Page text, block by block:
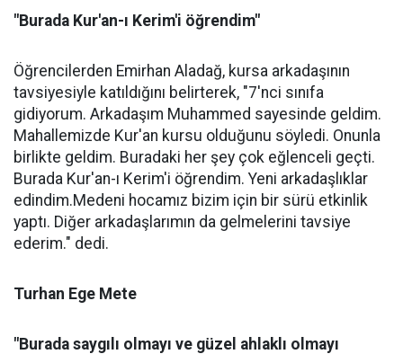
"Burada Kur'an-ı Kerim'i öğrendim"
Öğrencilerden Emirhan Aladağ, kursa arkadaşının
tavsiyesiyle katıldığını belirterek, "7'nci sınıfa
gidiyorum. Arkadaşım Muhammed sayesinde geldim.
Mahallemizde Kur'an kursu olduğunu söyledi. Onunla
birlikte geldim. Buradaki her şey çok eğlenceli geçti.
Burada Kur'an-ı Kerim'i öğrendim. Yeni arkadaşlıklar
edindim.Medeni hocamız bizim için bir sürü etkinlik
yaptı. Diğer arkadaşlarımın da gelmelerini tavsiye
ederim." dedi.
Turhan Ege Mete
"Burada saygılı olmayı ve güzel ahlaklı olmayı